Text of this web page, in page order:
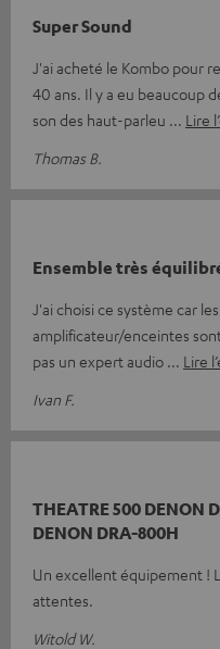
Super Sound
J'ai acheté le Kombo pour
40 ans. Il y a eu beaucoup
son des haut-parleu
Lire
Thomas B.
Ensemble très
J'ai choisi ce système car
amplificateur/enceintes
pas un expert audio
Lire
Ivan F.
THEATRE 500 DENON
DENON DRA-800H
Un excellent équipement !
attentes.
Witold W.